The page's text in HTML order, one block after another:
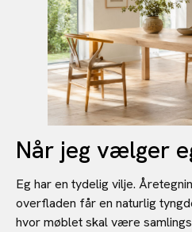
Når jeg vælger
Eg har en tydelig vilje.
overfladen får en naturlig
hvor møblet skal være